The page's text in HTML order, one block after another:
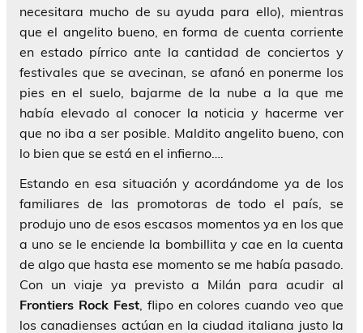
necesitara mucho de su ayuda para ello), mientras
que el angelito bueno, en forma de cuenta corriente
en estado pírrico ante la cantidad de conciertos y
festivales que se avecinan, se afanó en ponerme los
pies en el suelo, bajarme de la nube a la que me
había elevado al conocer la noticia y hacerme ver
que no iba a ser posible. Maldito angelito bueno, con
lo bien que se está en el infierno….
Estando en esa situación y acordándome ya de los
familiares de las promotoras de todo el país, se
produjo uno de esos escasos momentos ya en los que
a uno se le enciende la bombillita y cae en la cuenta
de algo que hasta ese momento se me había pasado.
Con un viaje ya previsto a Milán para acudir al
Frontiers Rock Fest, flipo en colores cuando veo que
los canadienses actúan en la ciudad italiana justo la